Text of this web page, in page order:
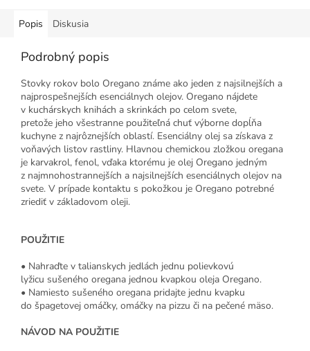
Popis Diskusia
Podrobný popis
Stovky rokov bolo Oregano známe ako jeden z najsilnejších a
najprospešnejších esenciálnych olejov. Oregano nájdete
v kuchárskych knihách a skrinkách po celom svete,
pretože jeho všestranne použiteľná chuť výborne dopĺňa
kuchyne z najrôznejších oblastí. Esenciálny olej sa získava z
voňavých listov rastliny. Hlavnou chemickou zložkou oregana
je karvakrol, fenol, vďaka ktorému je olej Oregano jedným
z najmnohostrannejších a najsilnejších esenciálnych olejov na
svete. V prípade kontaktu s pokožkou je Oregano potrebné
zriediť v základovom oleji.
POUŽITIE
• Nahraďte v talianskych jedlách jednu polievkovú
lyžicu sušeného oregana jednou kvapkou oleja Oregano.
• Namiesto sušeného oregana pridajte jednu kvapku
do špagetovej omáčky, omáčky na pizzu či na pečené mäso.
NÁVOD NA POUŽITIE